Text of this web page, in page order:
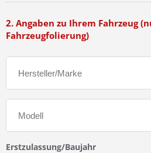
2. Angaben zu Ihrem Fahrzeug
Fahrzeugfolierung)
Erstzulassung/Baujahr